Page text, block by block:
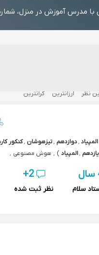
مدرس آموزش در منزل، شماره
نظر ارزانترین گرانترین
المپیاد ,دوازدهم ,تیزهوشان ,کنکور
یازدهم ,المپیاد )
, هوش مصنوعی ,
سلام
2+
نظر ثبت شده